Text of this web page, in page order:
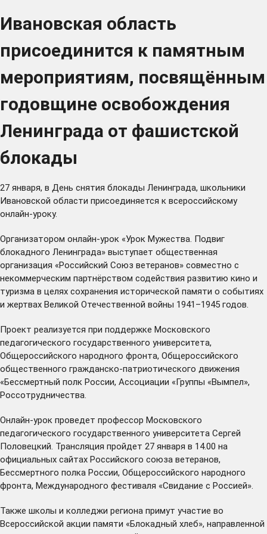
Ивановская область
присоединится к памятным
мероприятиям, посвящённым
годовщине освобождения
Ленинграда от фашистской
блокады
27 января, в День снятия блокады Ленинграда, школьники
Ивановской области присоединяется к всероссийскому
онлайн-уроку.
Организатором онлайн-урок «Урок Мужества. Подвиг
блокадного Ленинграда» выступает общественная
организация «Российский Союз ветеранов» совместно с
некоммерческим партнёрством содействия развитию кино и
туризма в целях сохранения исторической памяти о событиях
и жертвах Великой Отечественной войны 1941–1945 годов.
Проект реализуется при поддержке Московского
педагогического государственного университета,
Общероссийского народного фронта, Общероссийского
общественного гражданско-патриотического движения
«Бессмертный полк России, Ассоциации «Группы «Вымпел»,
Россотрудничества.
Онлайн-урок проведет профессор Московского
педагогического государственного университета Сергей
Половецкий. Трансляция пройдет 27 января в 14.00 на
официальных сайтах Российского союза ветеранов,
Бессмертного полка России, Общероссийского народного
фронта, Международного фестиваля «Свидание с Россией»
Также школы и колледжи региона примут участие во
Всероссийской акции памяти «Блокадный хлеб», направленной